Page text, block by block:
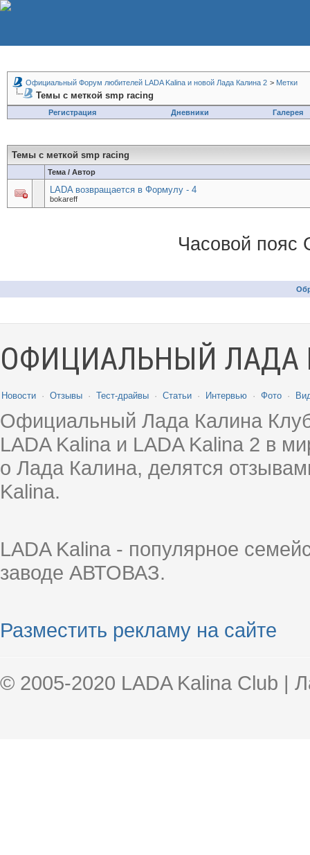
Официальный Форум любителей LADA Kalina и новой Лада Калина 2 > Метки
Темы с меткой smp racing
Регистрация Дневники Галерея
Темы с меткой smp racing
Тема / Автор
LADA возвращается в Формулу - 4
bokareff
Часовой пояс
ОФИЦИАЛЬНЫЙ ЛАДА
Новости · Отзывы · Тест-драйвы · Статьи · Интервью · Фото ·
Официальный Лада Калина
LADA Kalina и LADA Kalina 2 в
о Лада Калина, делятся
Kalina.
LADA Kalina - популярное
заводе АВТОВАЗ.
Разместить рекламу на сайте
© 2005-2020 LADA Kalina Club |